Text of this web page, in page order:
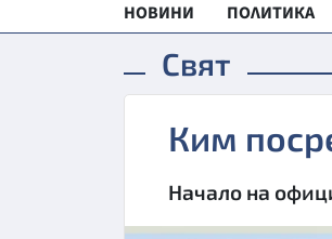
НОВИНИ ПОЛИТИКА
Свят
Ким
Начало на